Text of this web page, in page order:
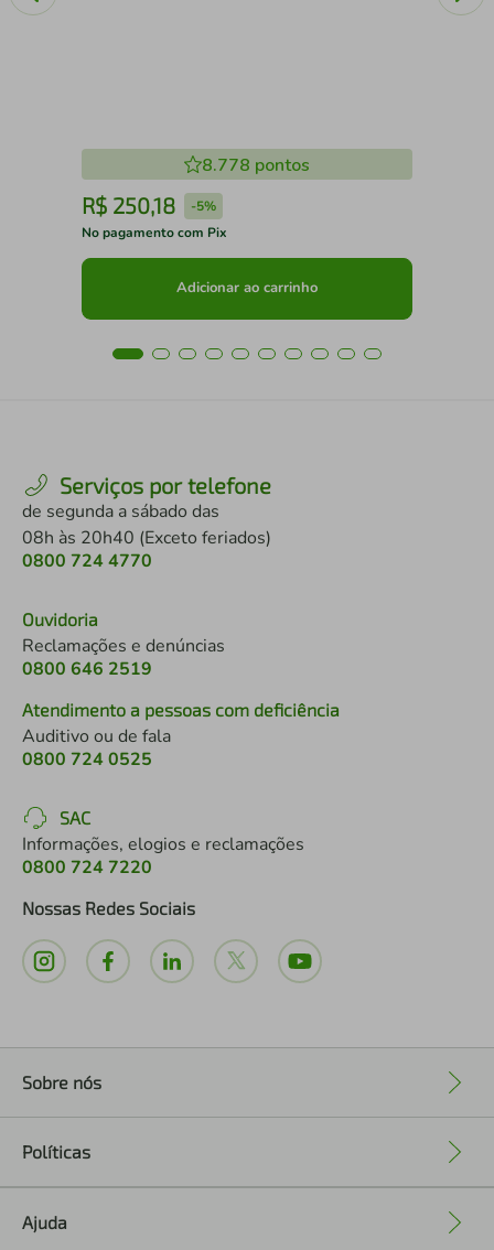
8.778 pontos
R$ 250,18 -5%
No pagamento com Pix
Adicionar ao carrinho
Serviços por telefone
de segunda a sábado das
08h às 20h40 (Exceto feriados)
0800 724 4770
Ouvidoria
Reclamações e denúncias
0800 646 2519
Atendimento a pessoas com deficiência
Auditivo ou de fala
0800 724 0525
SAC
Informações, elogios e reclamações
0800 724 7220
Nossas Redes Sociais
Sobre nós
Políticas
Ajuda